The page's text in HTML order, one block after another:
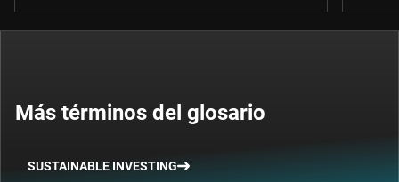
Más términos del glosario
SUSTAINABLE INVESTING